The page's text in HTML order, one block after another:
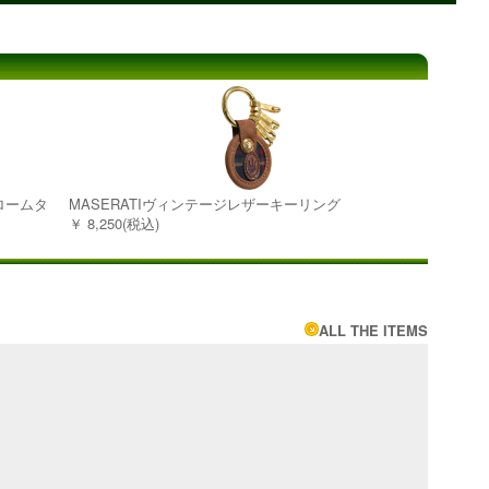
ムタ
MASERATIヴィンテージレザーキーリング
￥ 8,250(税込)
ALL THE ITEMS